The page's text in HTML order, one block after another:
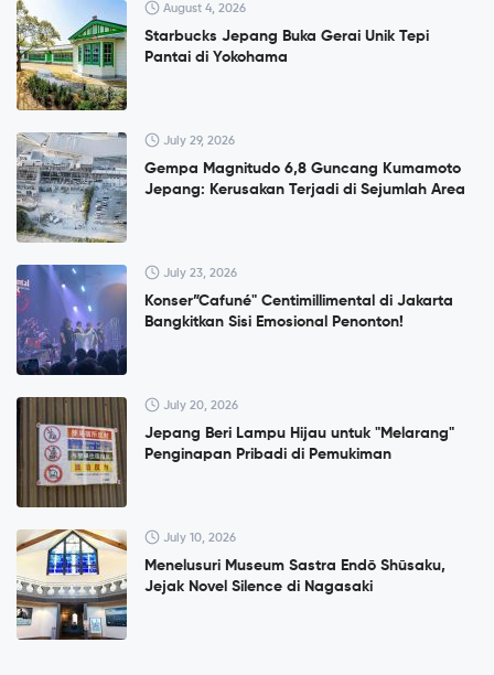
August 4, 2026
Starbucks Jepang Buka Gerai Unik Tepi
Pantai di Yokohama
July 29, 2026
Gempa Magnitudo 6,8 Guncang Kumamoto
Jepang: Kerusakan Terjadi di Sejumlah Area
July 23, 2026
Konser”Cafuné" Centimillimental di Jakarta
Bangkitkan Sisi Emosional Penonton!
July 20, 2026
Jepang Beri Lampu Hijau untuk "Melarang"
Penginapan Pribadi di Pemukiman
July 10, 2026
Menelusuri Museum Sastra Endō Shūsaku,
Jejak Novel Silence di Nagasaki